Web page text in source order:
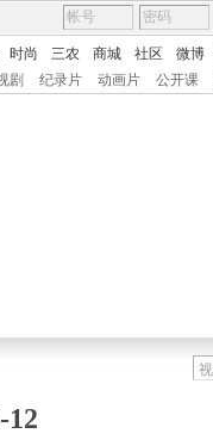
时尚 三农 商城 社区 微博
剧 纪录片 动画片 公开课
12